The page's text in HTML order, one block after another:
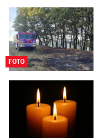
FOTO